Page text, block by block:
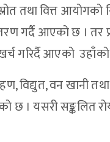
तथा वित्त
गर्दै आएको छ । तर
गरिर्दै आएको
विद्युत, वन खानी
छ । यसरी सङ्कलित